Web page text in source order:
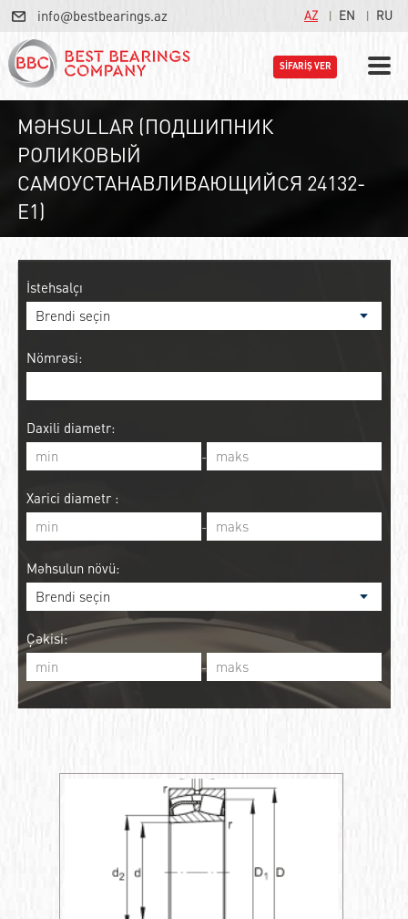
info@bestbearings.az AZ EN RU
SİFARİŞ VER
MƏHSULLAR (ПОДШИПНИК
РОЛИКОВЫЙ
САМОУСТАНАВЛИВАЮЩИЙСЯ 24132-
E1)
İstehsalçı
Nömrəsi:
Daxili diametr:
-
Xarici diametr :
-
Məhsulun növü:
Çəkisi:
-